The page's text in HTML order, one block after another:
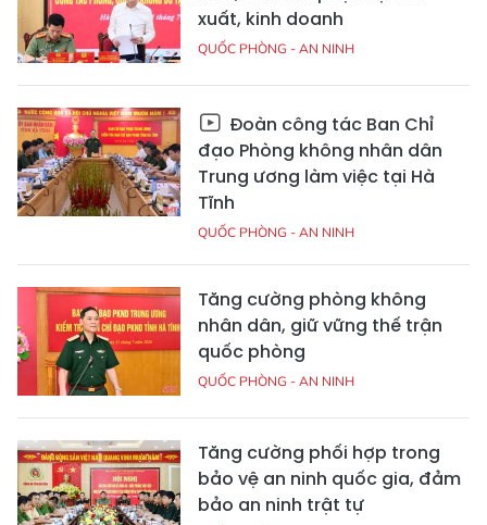
xuất, kinh doanh
QUỐC PHÒNG - AN NINH
Đoàn công tác Ban Chỉ
đạo Phòng không nhân dân
Trung ương làm việc tại Hà
Tĩnh
QUỐC PHÒNG - AN NINH
Tăng cường phòng không
nhân dân, giữ vững thế trận
quốc phòng
QUỐC PHÒNG - AN NINH
Tăng cường phối hợp trong
bảo vệ an ninh quốc gia, đảm
bảo an ninh trật tự